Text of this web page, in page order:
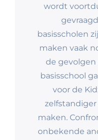
wordt
basisscholen
maken vaak
de gevolgen
basisschool
voor de
maken.
onbekende